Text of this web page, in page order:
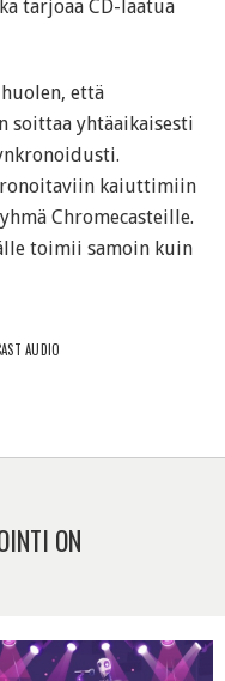
tarjoaa CD-laatua
että
soittaa yhtäaikaisesti
kaiuttimiin
Chromecasteille.
toimii samoin kuin
AUDIO
ON